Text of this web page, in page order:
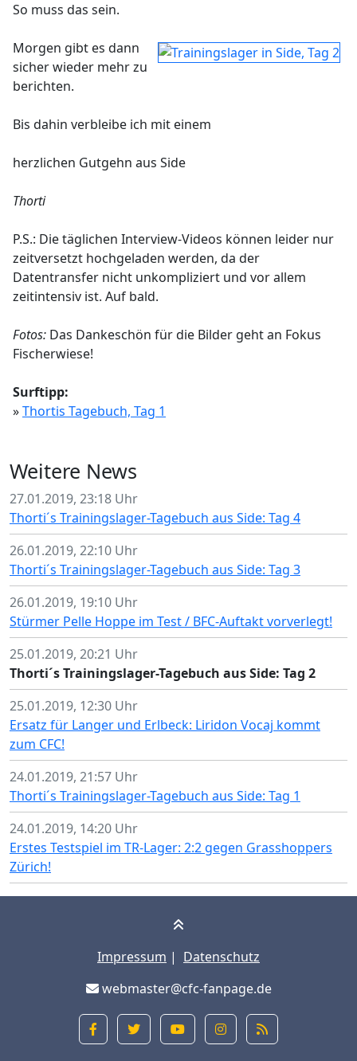
So muss das sein.
Morgen gibt es dann
sicher wieder mehr zu
berichten.
Bis dahin verbleibe ich mit einem
herzlichen Gutgehn aus Side
Thorti
P.S.: Die täglichen Interview-Videos können leider nur
zeitversetzt hochgeladen werden, da der
Datentransfer nicht unkompliziert und vor allem
zeitintensiv ist. Auf bald.
Fotos: Das Dankeschön für die Bilder geht an Fokus
Fischerwiese!
Surftipp:
»Thortis Tagebuch, Tag 1
Weitere News
27.01.2019, 23:18 Uhr
Thorti´s Trainingslager-Tagebuch aus Side: Tag 4
26.01.2019, 22:10 Uhr
Thorti´s Trainingslager-Tagebuch aus Side: Tag 3
26.01.2019, 19:10 Uhr
Stürmer Pelle Hoppe im Test / BFC-Auftakt vorverlegt!
25.01.2019, 20:21 Uhr
Thorti´s Trainingslager-Tagebuch aus Side: Tag 2
25.01.2019, 12:30 Uhr
Ersatz für Langer und Erlbeck: Liridon Vocaj kommt
zum CFC!
24.01.2019, 21:57 Uhr
Thorti´s Trainingslager-Tagebuch aus Side: Tag 1
24.01.2019, 14:20 Uhr
Erstes Testspiel im TR-Lager: 2:2 gegen Grasshoppers
Zürich!
Impressum | Datenschutz
webmaster@cfc-fanpage.de